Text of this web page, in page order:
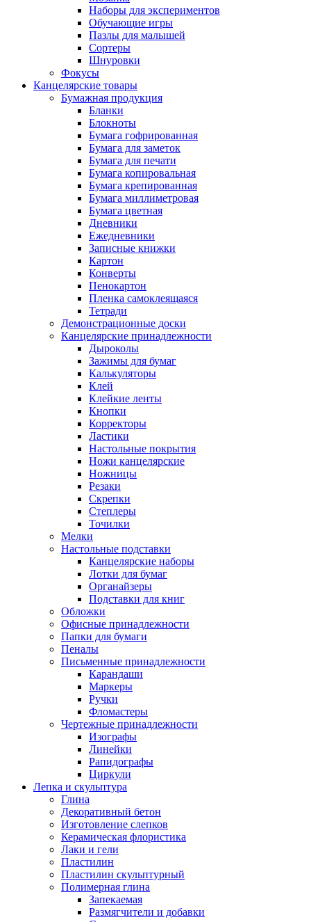
Наборы для экспериментов
Обучающие игры
Пазлы для малышей
Сортеры
Шнуровки
Фокусы
Канцелярские товары
Бумажная продукция
Бланки
Блокноты
Бумага гофрированная
Бумага для заметок
Бумага для печати
Бумага копировальная
Бумага крепированная
Бумага миллиметровая
Бумага цветная
Дневники
Ежедневники
Записные книжки
Картон
Конверты
Пенокартон
Пленка самоклеящаяся
Тетради
Демонстрационные доски
Канцелярские принадлежности
Дыроколы
Зажимы для бумаг
Калькуляторы
Клей
Клейкие ленты
Кнопки
Корректоры
Ластики
Настольные покрытия
Ножи канцелярские
Ножницы
Резаки
Скрепки
Степлеры
Точилки
Мелки
Настольные подставки
Канцелярские наборы
Лотки для бумаг
Органайзеры
Подставки для книг
Обложки
Офисные принадлежности
Папки для бумаги
Пеналы
Письменные принадлежности
Карандаши
Маркеры
Ручки
Фломастеры
Чертежные принадлежности
Изографы
Линейки
Рапидографы
Циркули
Лепка и скульптура
Глина
Декоративный бетон
Изготовление слепков
Керамическая флористика
Лаки и гели
Пластилин
Пластилин скульптурный
Полимерная глина
Запекаемая
Размягчители и добавки